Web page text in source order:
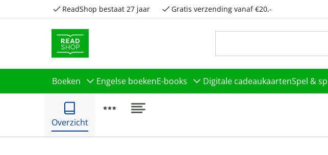
ReadShop bestaat 27 jaar Gratis verzending vanaf €20,-
Boeken Engelse boekenE-books Digitale cadeaukaartenSpel &
Overzicht